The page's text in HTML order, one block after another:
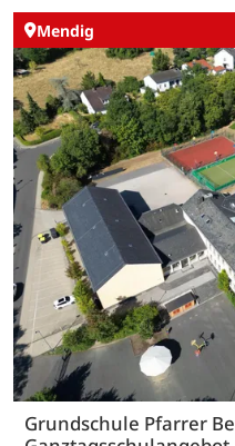
Mendig
Grundschule Pfarrer